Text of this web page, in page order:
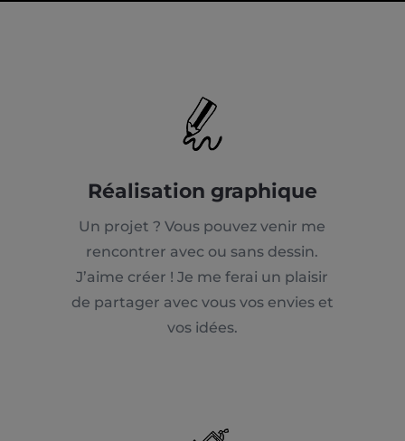
Réalisation graphique
Un projet ? Vous pouvez venir me
rencontrer avec ou sans dessin.
J’aime créer ! Je me ferai un plaisir
de partager avec vous vos envies et
vos idées.